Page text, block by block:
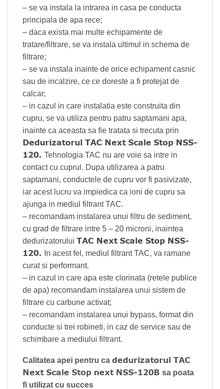
– se va instala la intrarea in casa pe conducta
principala de apa rece;
– daca exista mai multe echipamente de
tratare/filtrare, se va instala ultimul in schema de
filtrare;
– se va instala inainte de orice echipament casnic
sau de incalzire, ce ce doreste a fi protejat de
calcar;
– in cazul in care instalatia este construita din
cupru, se va utiliza pentru patru saptamani apa,
inainte ca aceasta sa fie tratata si trecuta prin
Dedurizatorul TAC Next Scale Stop NSS-
120. Tehnologia TAC nu are voie sa intre in
contact cu cuprul. Dupa utilizarea a patru
saptamani, conductele de cupru vor fi pasivizate,
iar acest lucru va impiedica ca ioni de cupru sa
ajunga in mediul filtrant TAC.
– recomandam instalarea unui filtru de sediment,
cu grad de filtrare intre 5 – 20 microni, inaintea
dedurizatorului TAC Next Scale Stop NSS-
120.
In acest fel, mediul filtrant TAC, va ramane
curat si performant.
– in cazul in care apa este clorinata (retele publice
de apa) recomandam instalarea unui sistem de
filtrare cu carbune activat;
– recomandam instalarea unui bypass, format din
conducte si trei robineti, in caz de service sau de
schimbare a mediului filtrant.
Calitatea apei pentru ca dedurizatorul TAC
Next Scale Stop next NSS-120B sa poata
fi utilizat cu succes